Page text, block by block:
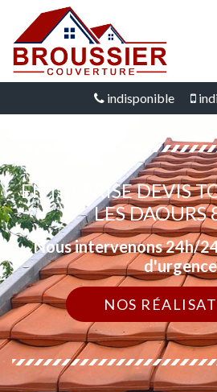
indisponible
ENTREPRISE DEVIS
LES DAOURS
Nous intervenons 24h/
d'urgence
NOS